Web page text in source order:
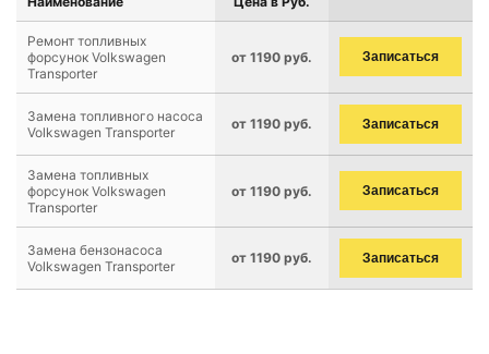
Ремонт топливных
форсунок Volkswagen
Transporter
от 1190 руб. Записаться
Замена топливного насоса
Volkswagen Transporter
от 1190 руб. Записаться
Замена топливных
форсунок Volkswagen
Transporter
от 1190 руб. Записаться
Замена бензонасоса
Volkswagen Transporter
от 1190 руб. Записаться